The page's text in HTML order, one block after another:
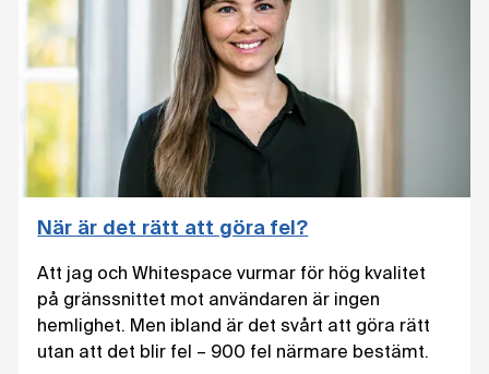
När är det rätt att göra fel?
Att jag och Whitespace vurmar för hög kvalitet
på gränssnittet mot användaren är ingen
hemlighet. Men ibland är det svårt att göra rätt
utan att det blir fel – 900 fel närmare bestämt.